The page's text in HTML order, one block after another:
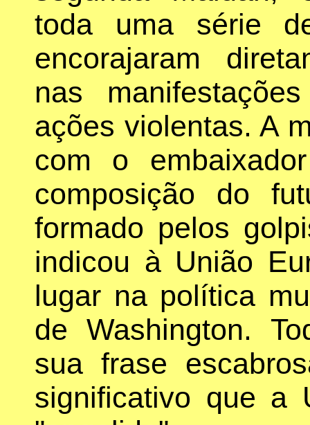
toda uma série
encorajaram
nas
ações violentas. A
com o
composição do
formado pelos
indicou à União
lugar na política
de Washington.
sua frase
significativo que a